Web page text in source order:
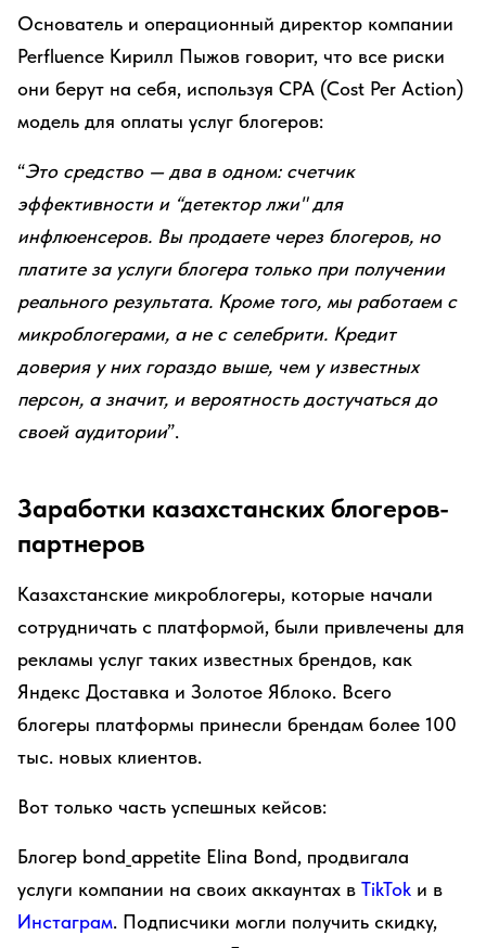
Основатель и операционный директор компании
Perfluence Кирилл Пыжов говорит, что все риски
они берут на себя, используя CPA (Cost Per Action)
модель для оплаты услуг блогеров:
“Это средство — два в одном: счетчик
эффективности и “детектор лжи" для
инфлюенсеров. Вы продаете через блогеров, но
платите за услуги блогера только при получении
реального результата. Кроме того, мы работаем с
микроблогерами, а не с селебрити. Кредит
доверия у них гораздо выше, чем у известных
персон, а значит, и вероятность достучаться до
своей аудитории”.
Заработки казахстанских блогеров-
партнеров
Казахстанские микроблогеры, которые начали
сотрудничать с платформой, были привлечены для
рекламы услуг таких известных брендов, как
Яндекс Доставка и Золотое Яблоко. Всего
блогеры платформы принесли брендам более 100
тыс. новых клиентов.
Вот только часть успешных кейсов:
Блогер bond_appetite Elina Bond, продвигала
услуги компании на своих аккаунтах в TikTok и в
Инстаграм. Подписчики могли получить скидку,